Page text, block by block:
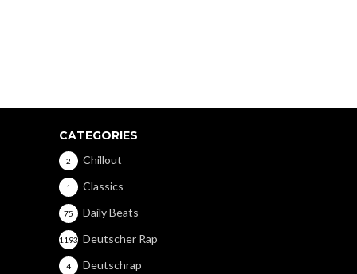
CATEGORIES
Chillout
2
Classics
1
Daily Beats
75
Deutscher Rap
1193
Deutschrap
4